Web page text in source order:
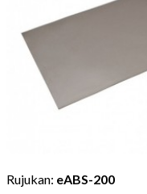
Rujukan: eABS-200